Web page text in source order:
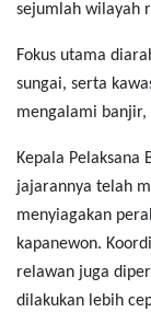
sejumlah wilayah
Fokus utama
sungai, serta
mengalami banjir,
Kepala Pelaksana
jajarannya telah
menyiagakan
kapanewon.
relawan juga
dilakukan lebih